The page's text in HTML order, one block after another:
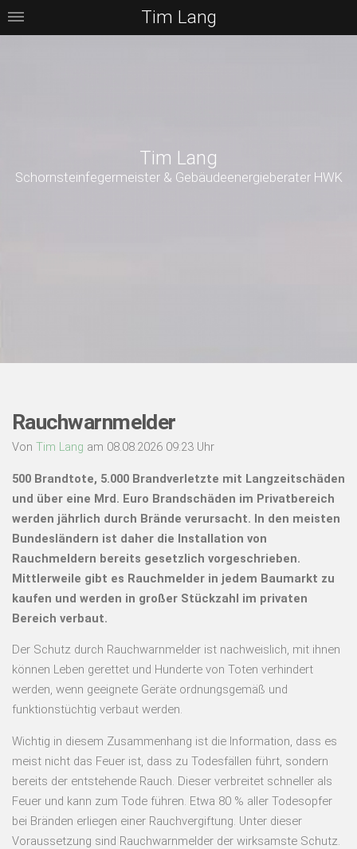
Tim Lang
Schornsteinfegermeister & Gebäudeenergieberater HWK
Rauchwarnmelder
Von Tim Lang am 08.08.2026 09:23 Uhr
500 Brandtote, 5.000 Brandverletzte mit Langzeitschäden
und über eine Mrd. Euro Brandschäden im Privatbereich
werden jährlich durch Brände verursacht. In den meisten
Bundesländern ist daher die Installation von
Rauchmeldern bereits gesetzlich vorgeschrieben.
Mittlerweile gibt es Rauchmelder in jedem Baumarkt zu
kaufen und werden in großer Stückzahl im privaten
Bereich verbaut.
Der Schutz durch Rauchwarnmelder ist nachweislich, mit ihnen
können Leben gerettet und Hunderte von Toten verhindert
werden, wenn geeignete Geräte ordnungsgemäß und
funktionstüchtig verbaut werden.
Wichtig in diesem Zusammenhang ist die Information, dass es
meist nicht das Feuer ist, dass zu Todesfällen führt, sondern
bereits der entstehende Rauch. Dieser verbreitet schneller als
Feuer und kann zum Tode führen. Etwa 80 % aller Todesopfer
bei Bränden erliegen einer Rauchvergiftung. Unter dieser
Voraussetzung sind Rauchwarnmelder der wirksamste Schutz.
Tim Lang